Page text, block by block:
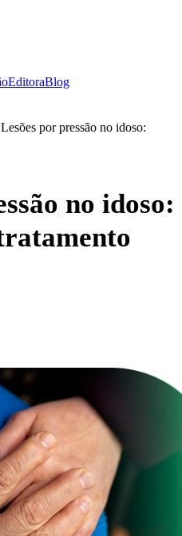
EditoraBlog
Lesões por pressão no idoso:
no idoso: